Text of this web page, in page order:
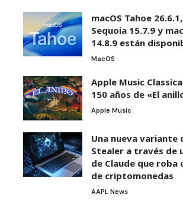
macOS Tahoe
Sequoia 15.7.9 y
14.8.9 están
MacOS
Apple Music
150 años de «El
Apple Music
Una nueva variante
Stealer a través de
de Claude que roba
de criptomonedas
AAPL News